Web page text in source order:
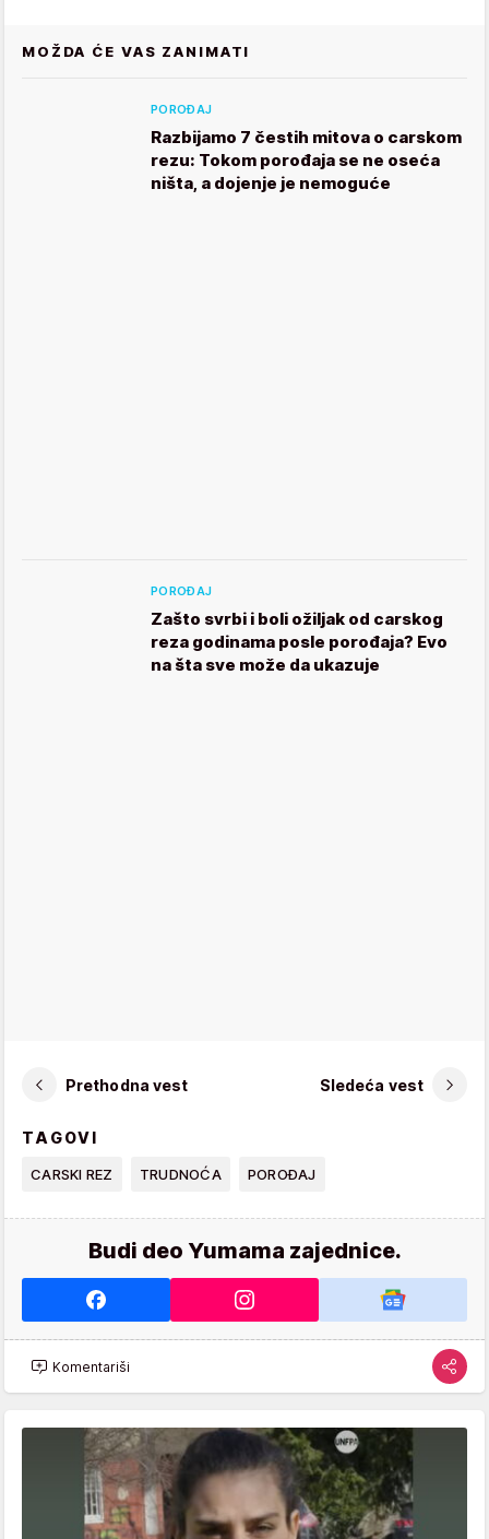
MOŽDA ĆE VAS ZANIMATI
POROĐAJ
Razbijamo 7 čestih mitova o carskom
rezu: Tokom porođaja se ne oseća
ništa, a dojenje je nemoguće
POROĐAJ
Zašto svrbi i boli ožiljak od carskog
reza godinama posle porođaja? Evo
na šta sve može da ukazuje
Prethodna vest Sledeća vest
TAGOVI
CARSKI REZ TRUDNOĆA POROĐAJ
Budi deo Yumama zajednice.
Komentariši